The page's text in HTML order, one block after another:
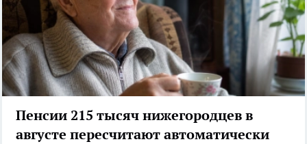
Пенсии 215 тысяч нижегородцев в
августе пересчитают автоматически